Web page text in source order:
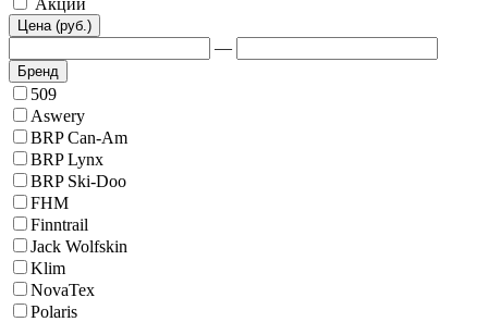
Цена (руб.)
—
Бренд
509
Aswery
BRP Can-Am
BRP Lynx
BRP Ski-Doo
FHM
Finntrail
Jack Wolfskin
Klim
NovaTex
Polaris